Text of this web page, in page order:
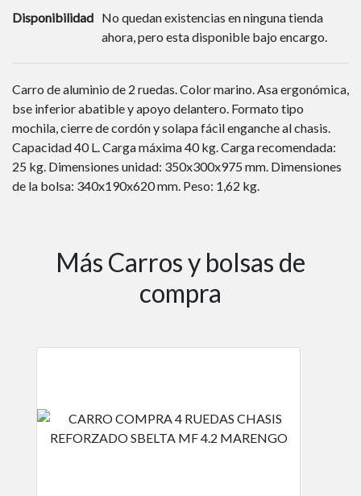
Disponibilidad No quedan existencias en ninguna tienda
ahora, pero esta disponible bajo encargo.
Carro de aluminio de 2 ruedas. Color marino. Asa ergonómica,
bse inferior abatible y apoyo delantero. Formato tipo
mochila, cierre de cordón y solapa fácil enganche al chasis.
Capacidad 40 L. Carga máxima 40 kg. Carga recomendada:
25 kg. Dimensiones unidad: 350x300x975 mm. Dimensiones
de la bolsa: 340x190x620 mm. Peso: 1,62 kg.
Más Carros y bolsas de
compra